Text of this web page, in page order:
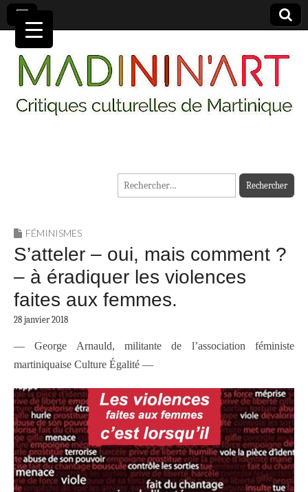
MADININ'ART
Rechercher :
FÉMINISMES
S’atteler – oui, mais comment ?
– à éradiquer les violences
faites aux femmes.
28 janvier 2018
— George Arnauld, militante de l’association féministe
martiniquaise Culture Égalité —